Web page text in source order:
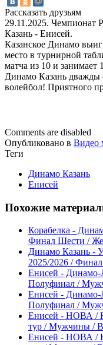
Рассказать друзьям
29.11.2025. Чемпионат
Казань - Енисей.
Казанское Динамо
место в турнирной
матча из 10 и занимает
Динамо Казань
волейбол! Приятного
Comments are disabled
Опубликовано в Видео
Теги
Динамо Казань
Енисей
Похожие
Корабелка -
Финал Шести /
Динамо Казань -
2025/2026 /
Енисей - Динамо-
Полуфинал /
Енисей - Динамо-
Полуфинал /
Енисей - НОВА /
тур / Мужчины /
Енисей - НОВА /